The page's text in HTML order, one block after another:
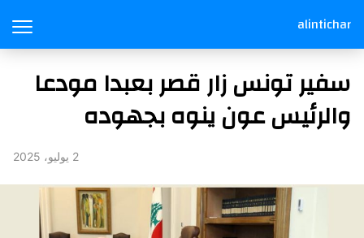
alintichar
سفير تونس زار قصر بعبدا مودعا
والرئيس عون ينوه بجهوده
2 يوليو، 2025